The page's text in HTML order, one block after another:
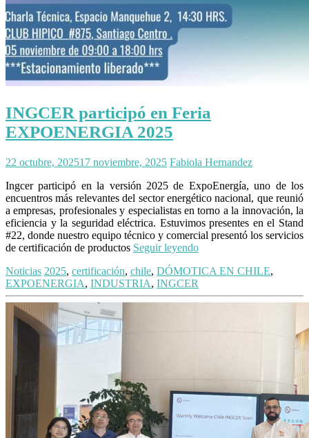
INGCER participó en Feria
EXPOENERGIA 2025
22 octubre, 202517 noviembre, 2025 Fabiola Hernandez
Ingcer participó en la versión 2025 de ExpoEnergía, uno de los
encuentros más relevantes del sector energético nacional, que reunió
a empresas, profesionales y especialistas en torno a la innovación, la
eficiencia y la seguridad eléctrica. Estuvimos presentes en el Stand
#22, donde nuestro equipo técnico y comercial presentó los servicios
de certificación de productos Seguir leyendo
Noticias 2025, certificación, chile, DÓMOTICA EN CHILE,
EXPOENERGIA, INDUSTRIA, INGCER